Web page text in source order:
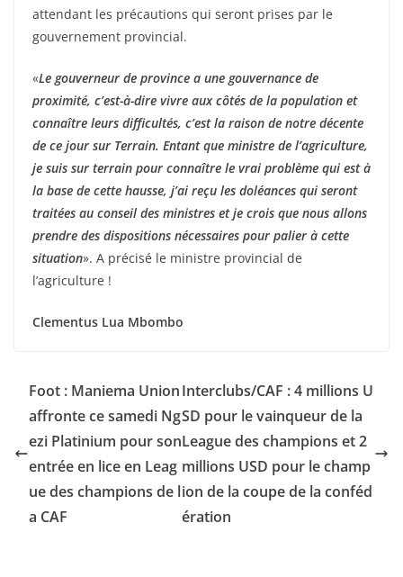
attendant les précautions qui seront prises par le
gouvernement provincial.
«Le gouverneur de province a une gouvernance de
proximité, c’est-à-dire vivre aux côtés de la population et
connaître leurs difficultés, c’est la raison de notre décente
de ce jour sur Terrain. Entant que ministre de l’agriculture,
je suis sur terrain pour connaître le vrai problème qui est à
la base de cette hausse, j’ai reçu les doléances qui seront
traitées au conseil des ministres et je crois que nous allons
prendre des dispositions nécessaires pour palier à cette
situation». A précisé le ministre provincial de
l’agriculture !
Clementus Lua Mbombo
Foot : Maniema Union
affronte ce samedi Ng
ezi Platinium pour son
entrée en lice en Leag
ue des champions de l
a CAF
Interclubs/CAF : 4 millions U
SD pour le vainqueur de la
League des champions et 2
millions USD pour le champ
ion de la coupe de la conféd
ération